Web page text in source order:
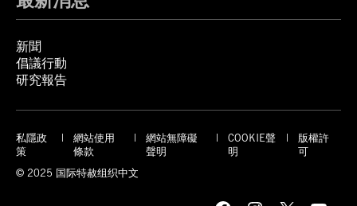
新聞
倡議行動
研究報告
私隱政
策
網站使用
條款
網站無障礙
聲明
COOKIE聲
明
版權許
可
© 2025 国际特赦组织中文